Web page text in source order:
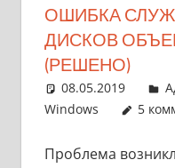
ОШИБКА
ДИСКОВ
(РЕШЕНО)
08.05.2019
Windows
5
Проблема